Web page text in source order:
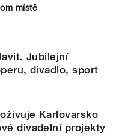
místě
Jubilejní
divadlo, sport
Karlovarsko
divadelní projekty